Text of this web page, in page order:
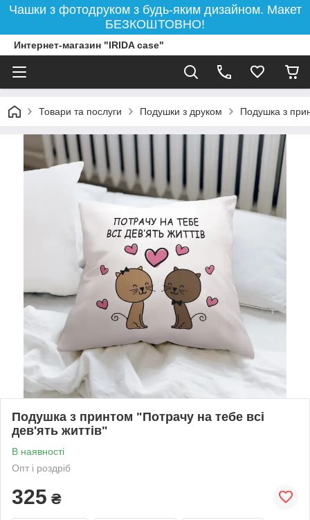
Чашки з фотодруком з будь-яким дизайном. Макет
БЕЗКОШТОВНО!
Интернет-магазин "IRIDA case"
Товари та послуги Подушки з друком Подушка з
Подушка з принтом "Потрачу на тебе всі
дев'ять життів"
В наявності
Опт і роздріб
325 ₴